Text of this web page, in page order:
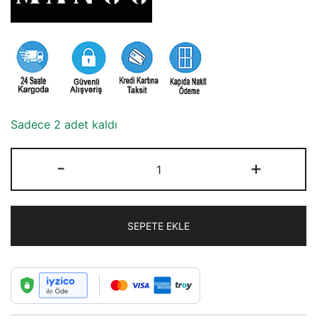
Sadece 2 adet kaldı
-
Bluz
Lewis
adet
+
SEPETE EKLE